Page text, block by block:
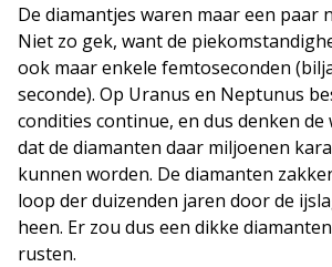
De diamantjes waren maar een paar
Niet zo gek, want de
ook maar enkele femtoseconden
seconde). Op Uranus en Neptunus
condities continue, en dus denken de
dat de diamanten daar miljoenen
kunnen worden. De diamanten
loop der duizenden jaren door de
heen. Er zou dus een dikke
rusten.